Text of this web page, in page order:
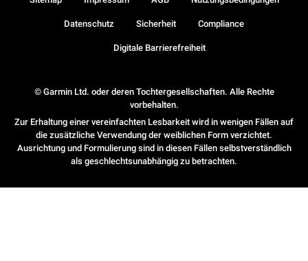
© Garmin Ltd. oder deren Tochtergesellschaften. Alle Rechte
vorbehalten.
Zur Erhaltung einer vereinfachten Lesbarkeit wird in wenigen Fällen auf
die zusätzliche Verwendung der weiblichen Form verzichtet.
Ausrichtung und Formulierung sind in diesen Fällen selbstverständlich
als geschlechtsunabhängig zu betrachten.
Datenschutz Sicherheit Compliance
Digitale Barrierefreiheit